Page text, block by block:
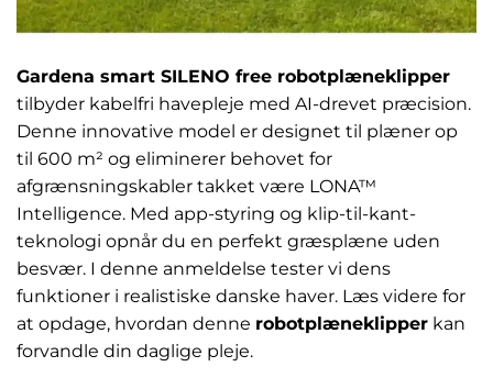
Gardena smart SILENO free robotplæneklipper
tilbyder kabelfri havepleje med AI-drevet præcision.
Denne innovative model er designet til plæner op
til 600 m² og eliminerer behovet for
afgrænsningskabler takket være LONA™
Intelligence. Med app-styring og klip-til-kant-
teknologi opnår du en perfekt græsplæne uden
besvær. I denne anmeldelse tester vi dens
funktioner i realistiske danske haver. Læs videre for
at opdage, hvordan denne robotplæneklipper kan
forvandle din daglige pleje.